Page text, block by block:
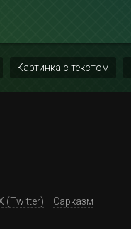
Картинка с текстом
(Twitter) Сарказм